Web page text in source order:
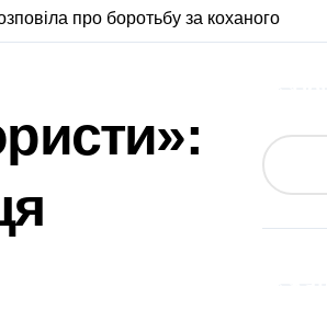
медицини
безпеки Києва
від мобілізації
на фіктивну будівлю в центрі
про боротьбу за коханого